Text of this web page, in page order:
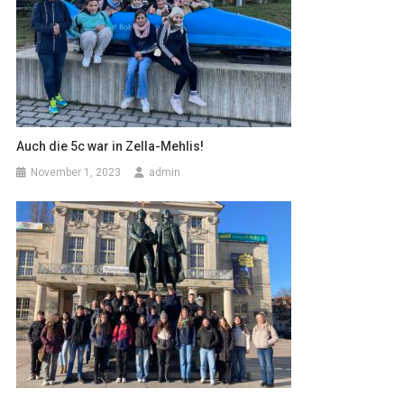
Auch die 5c war in Zella-Mehlis!
November 1, 2023 admin